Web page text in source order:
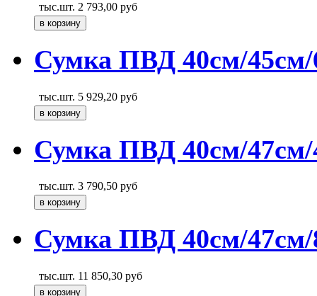
тыс.шт. 2 793,00 руб
Сумка ПВД 40см/
тыс.шт. 5 929,20 руб
Сумка ПВД 40см/
тыс.шт. 3 790,50 руб
Сумка ПВД 40см/
тыс.шт. 11 850,30 руб